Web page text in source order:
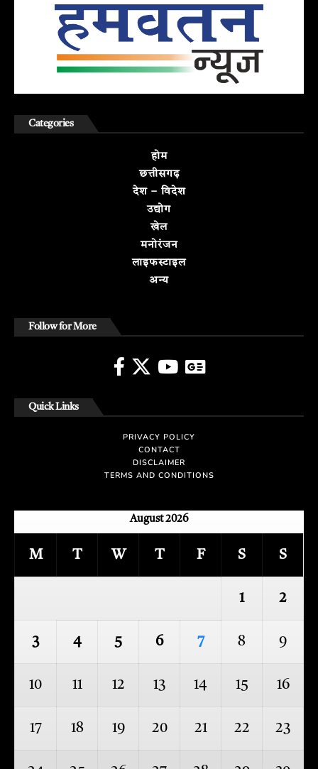
Categories
होम
छत्तीसगढ़
देश – विदेश
उद्योग
खेल
मनोरंजन
लाइफस्टाइल
अन्य
Follow for More
Quick Links
PRIVACY POLICY
CONTACT
DISCLAIMER
TERMS AND CONDITIONS
August 2026
M T W T F S S
1 2
3 4 5 6 7 8 9
10 11 12 13 14 15 16
17 18 19 20 21 22 23